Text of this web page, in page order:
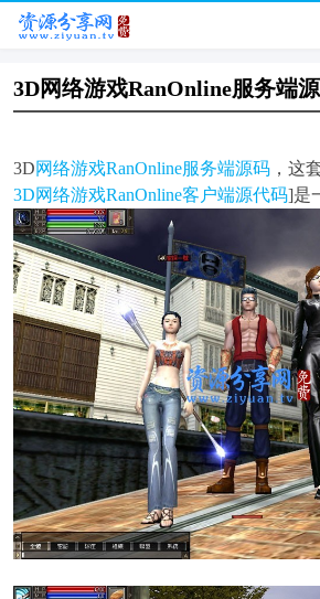
3D网络游戏RanOnline服务端
3D网络游戏RanOnline服务端源码 ，这
3D网络游戏RanOnline客户端源代码]是